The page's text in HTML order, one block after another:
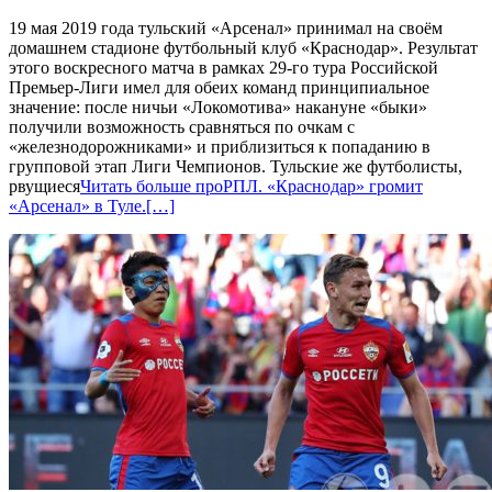
19 мая 2019 года тульский «Арсенал» принимал на своём
домашнем стадионе футбольный клуб «Краснодар». Результат
этого воскресного матча в рамках 29-го тура Российской
Премьер-Лиги имел для обеих команд принципиальное
значение: после ничьи «Локомотива» накануне «быки»
получили возможность сравняться по очкам с
«железнодорожниками» и приблизиться к попаданию в
групповой этап Лиги Чемпионов. Тульские же футболисты,
рвущиесяЧитать больше проРПЛ. «Краснодар» громит
«Арсенал» в Туле.[…]